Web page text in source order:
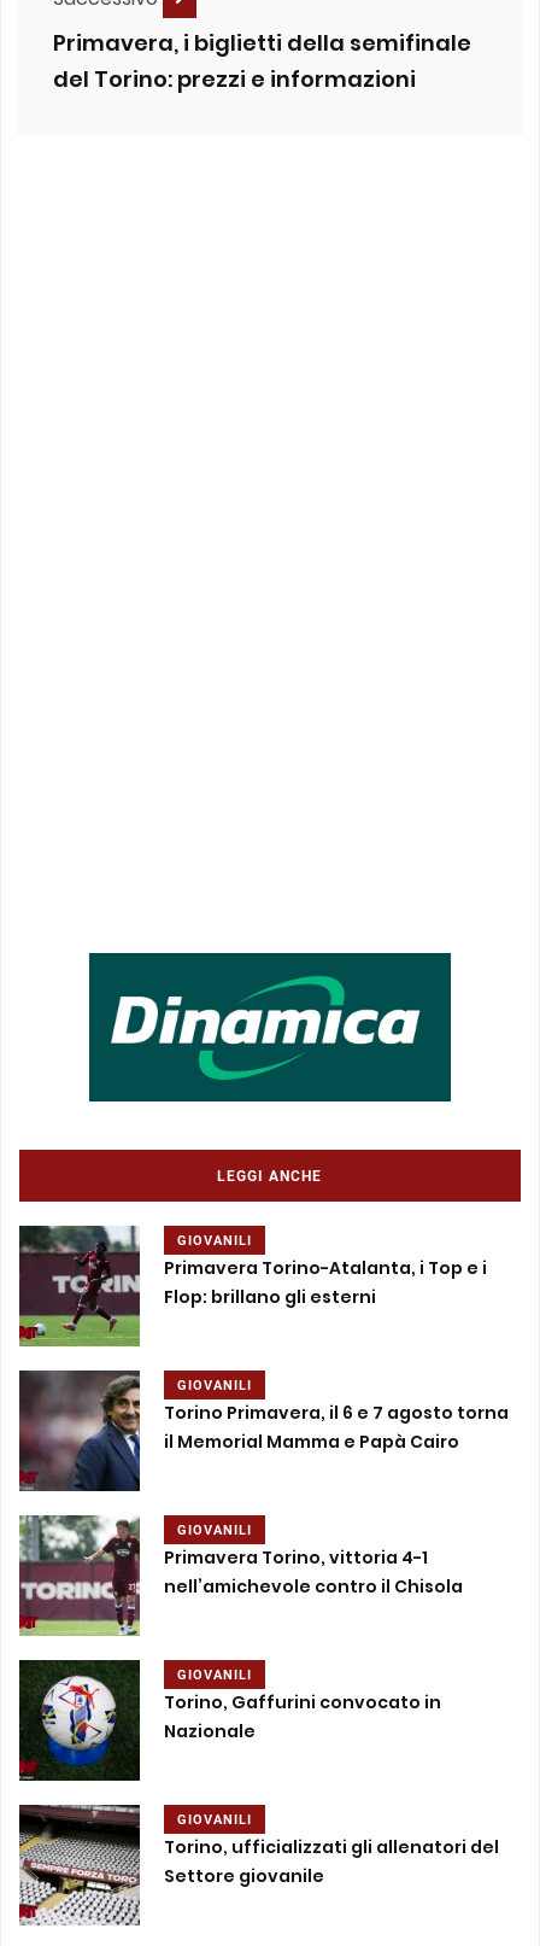
Primavera, i biglietti della semifinale
del Torino: prezzi e informazioni
LEGGI ANCHE
GIOVANILI
Primavera Torino-Atalanta, i Top e i
Flop: brillano gli esterni
GIOVANILI
Torino Primavera, il 6 e 7 agosto torna
il Memorial Mamma e Papà Cairo
GIOVANILI
Primavera Torino, vittoria 4-1
nell’amichevole contro il Chisola
GIOVANILI
Torino, Gaffurini convocato in
Nazionale
GIOVANILI
Torino, ufficializzati gli allenatori del
Settore giovanile